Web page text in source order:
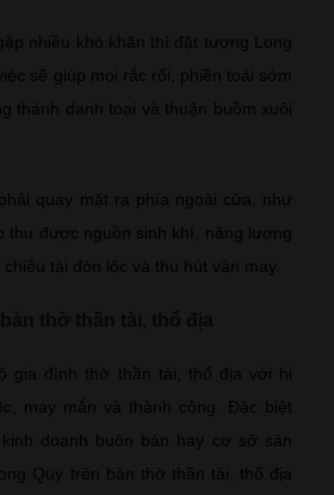
nhiều khó khăn thì đặt tượng Long
sẽ giúp mọi rắc rối, phiền toái sớm
thành danh toại và thuận buồm xuôi
quay mặt ra phía ngoài cửa, như
thu được nguồn sinh khí, năng lượng
tài đón lộc và thu hút vận may.
gia đình thờ thần tài, thổ địa với hi
may mắn và thành công. Đặc biệt
doanh buôn bán hay cơ sở sản
Quy trên bàn thờ thần tài, thổ địa